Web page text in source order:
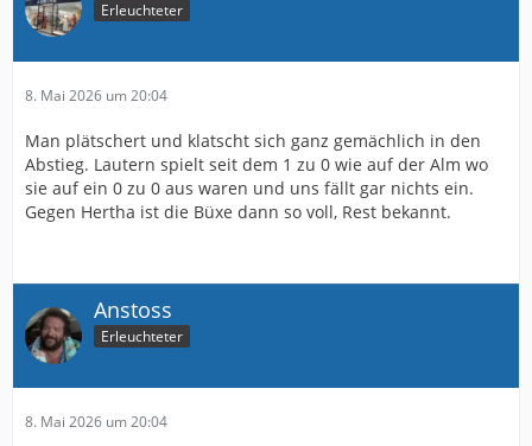
Erleuchteter
8. Mai 2026 um 20:04
Man plätschert und klatscht sich ganz gemächlich in den
Abstieg. Lautern spielt seit dem 1 zu 0 wie auf der Alm wo
sie auf ein 0 zu 0 aus waren und uns fällt gar nichts ein.
Gegen Hertha ist die Büxe dann so voll, Rest bekannt.
Anstoss
Erleuchteter
8. Mai 2026 um 20:04